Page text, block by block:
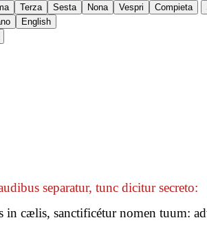
Terza Sesta Nona Vespri Compieta
English
separatur, tunc dicitur secreto:
in cælis, sanctificétur nomen tuum: